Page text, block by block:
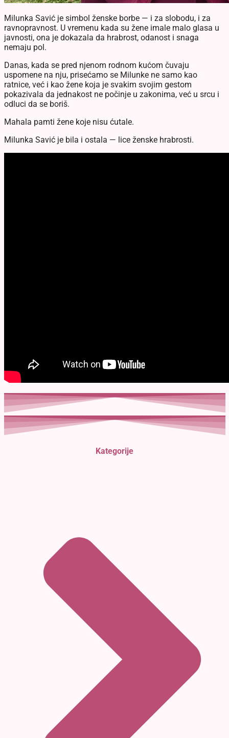
Milunka Savić je simbol ženske borbe — i za slobodu, i za
ravnopravnost. U vremenu kada su žene imale malo glasa u
javnosti, ona je dokazala da hrabrost, odanost i snaga
nemaju pol.
Danas, kada se pred njenom rodnom kućom čuvaju
uspomene na nju, prisećamo se Milunke ne samo kao
ratnice, već i kao žene koja je svakim svojim gestom
pokazivala da jednakost ne počinje u zakonima, već u srcu i
odluci da se boriš.
Mahala pamti žene koje nisu ćutale.
Milunka Savić je bila i ostala — lice ženske hrabrosti.
Kategorije